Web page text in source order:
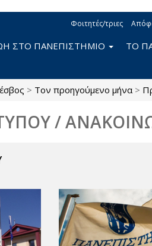
Φοιτητές/τριες
ΣΤΟ ΠΑΝΕΠΙΣΤΗΜΙΟ ΤΟ
> Τον προηγούμενο μήνα >
/